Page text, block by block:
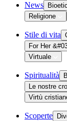
News
Religione
Stile di vita
For Her
Virtuale
Spiritualità
Le nostre
Virtù
Scoperte